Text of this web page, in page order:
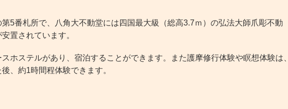
5番札所で、八角大不動堂には四国最大級（総高3.7ｍ）の弘法大師爪彫不動
置されています。
ホステルがあり、宿泊することができます。また護摩修行体験や瞑想体験は、
、約1時間程体験できます。